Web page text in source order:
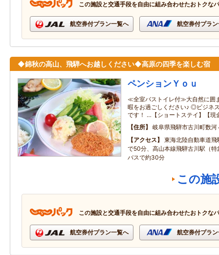
この施設と交通手段を自由に組み合わせたおトクな
航空券付プラン一覧へ 航空券付プラ
◆錦秋の高山、飛騨へお越しください◆高原の四季を楽しむ宿
ペンションＹｏｕ
≪全室バストイレ付≫大自然に囲
暇をお過ごしください♪ ◎ビジネ
です！ …【ショートステイ】【現
住所
岐阜県飛騨市古川町数
アクセス
東海北陸自動車道
で50分、高山本線飛騨古川駅（
バスで約30分
この施
この施設と交通手段を自由に組み合わせたおトクな
航空券付プラン一覧へ 航空券付プラ